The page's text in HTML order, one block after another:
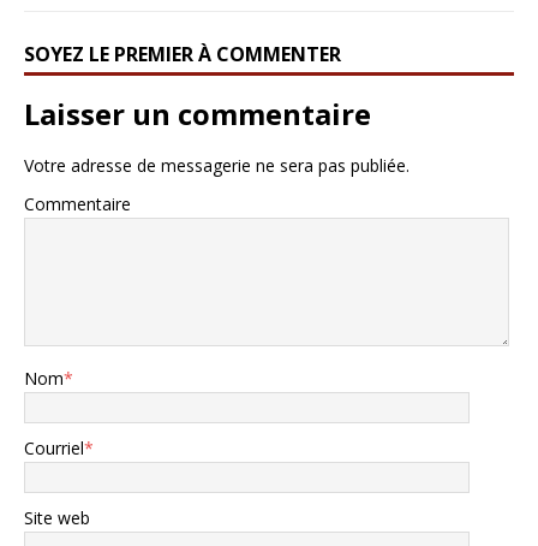
SOYEZ LE PREMIER À COMMENTER
Laisser un commentaire
Votre adresse de messagerie ne sera pas publiée.
Commentaire
Nom*
Courriel*
Site web